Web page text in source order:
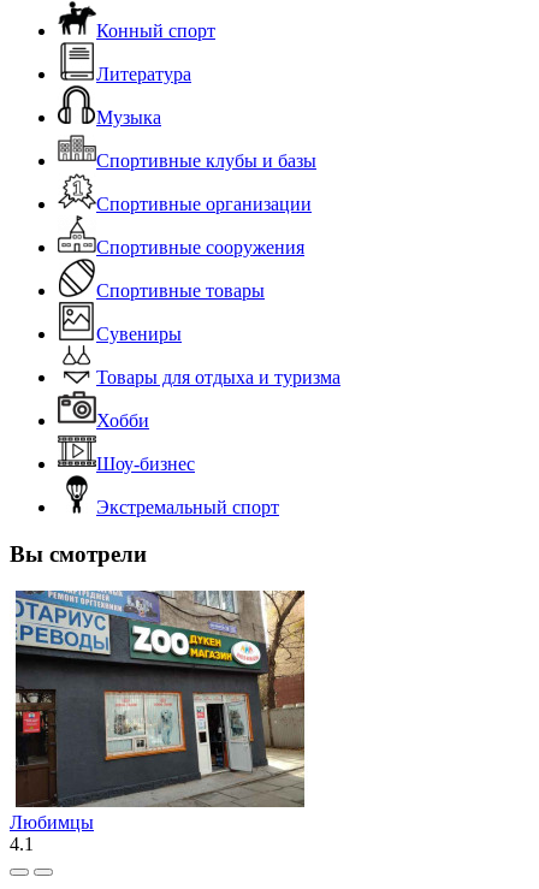
Конный спорт
Литература
Музыка
Спортивные клубы и базы
Спортивные организации
Спортивные сооружения
Спортивные товары
Сувениры
Товары для отдыха и туризма
Хобби
Шоу-бизнес
Экстремальный спорт
Вы смотрели
Любимцы
4.1